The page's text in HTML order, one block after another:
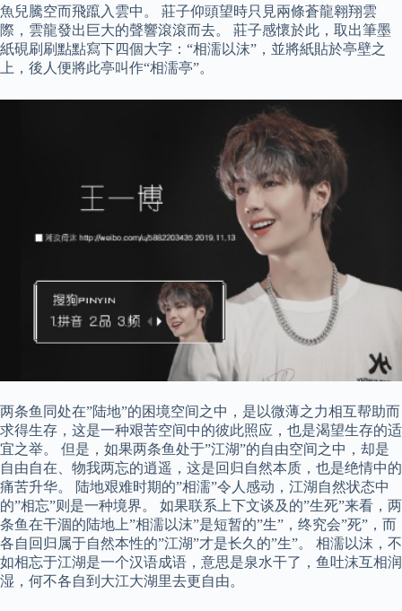
魚兒騰空而飛躥入雲中。 莊子仰頭望時只見兩條蒼龍翱翔雲
際，雲龍發出巨大的聲響滾滾而去。 莊子感懷於此，取出筆墨
紙硯刷刷點點寫下四個大字：“相濡以沫”，並將紙貼於亭壁之
上，後人便將此亭叫作“相濡亭”。
两条鱼同处在”陆地”的困境空间之中，是以微薄之力相互帮助而
求得生存，这是一种艰苦空间中的彼此照应，也是渴望生存的适
宜之举。 但是，如果两条鱼处于”江湖”的自由空间之中，却是
自由自在、物我两忘的逍遥，这是回归自然本质，也是绝情中的
痛苦升华。 陆地艰难时期的”相濡”令人感动，江湖自然状态中
的”相忘”则是一种境界。 如果联系上下文谈及的”生死”来看，两
条鱼在干涸的陆地上”相濡以沫”是短暂的”生”，终究会”死”，而
各自回归属于自然本性的”江湖”才是长久的”生”。 相濡以沫，不
如相忘于江湖是一个汉语成语，意思是泉水干了，鱼吐沫互相润
湿，何不各自到大江大湖里去更自由。